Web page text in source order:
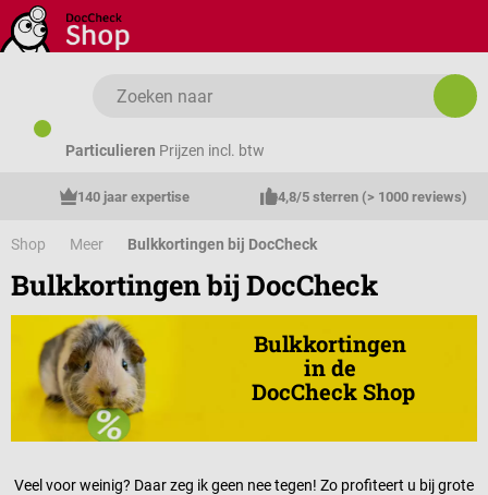
Ga naar de hoofdinhoud
Particulieren Prijzen incl. btw
140 jaar expertise 4,8/5 sterren (> 1000 reviews)
Shop Meer Bulkkortingen bij DocCheck
Bulkkortingen bij DocCheck
Bulkkortingen
in de
DocCheck Shop
Veel voor weinig? Daar zeg ik geen nee tegen! Zo profiteert u bij grote